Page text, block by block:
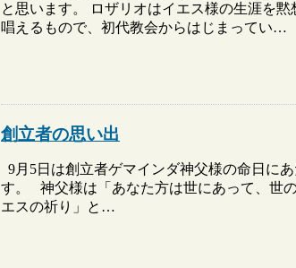
と思います。 ロザリオはイエス様の生涯を
唱えるもので、初代教会からはじまってい…
創立者の思い出
9月5日は創立者ゲマインダ神父様の命日に
す。 神父様は「あなた方は世にあって、世
エスの祈り」と…